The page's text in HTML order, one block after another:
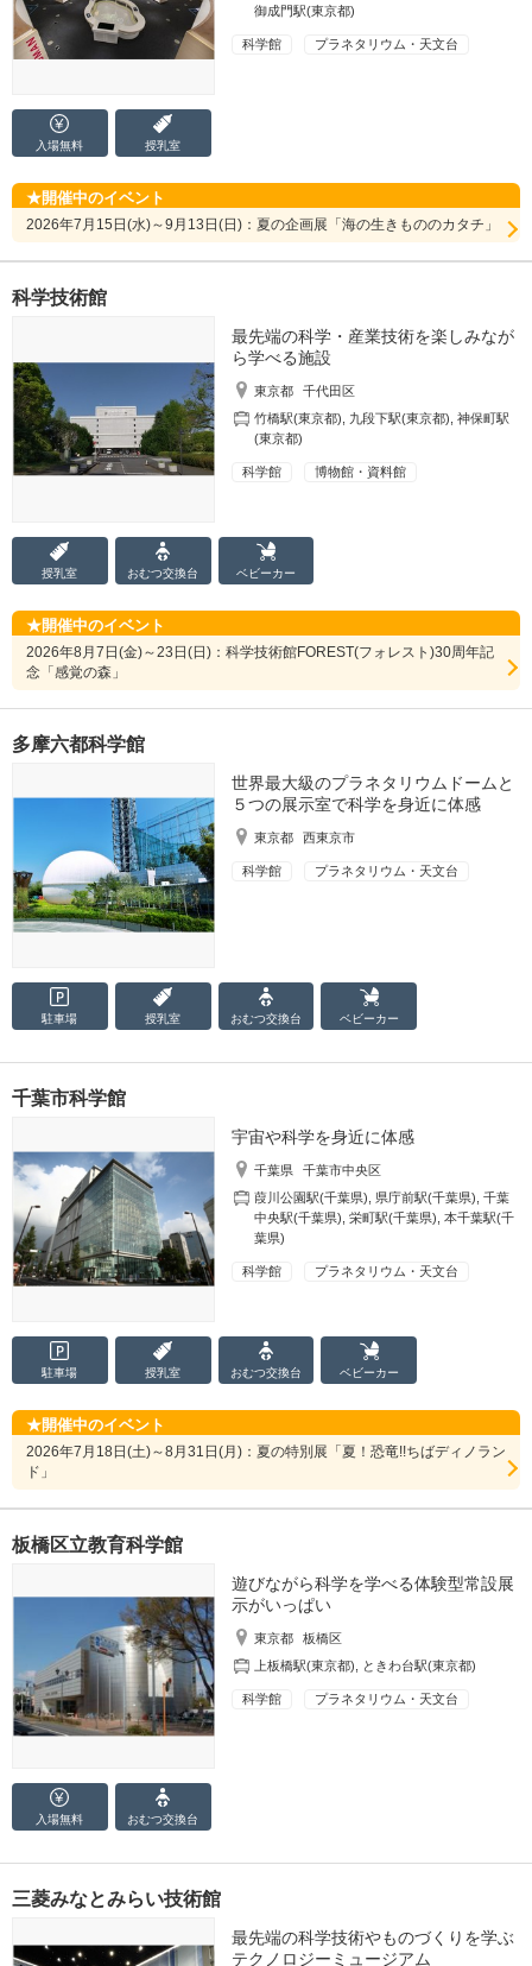
御成門駅(東京都)
科学館 プラネタリウム・天文台
入場無料 授乳室
開催中のイベント
2026年7月15日(水)～9月13日(日)：夏の企画展「海の生きもののカタチ」
科学技術館
最先端の科学・産業技術を楽しみなが
ら学べる施設
東京都
千代田区
竹橋駅(東京都)
九段下駅(東京都) ,神保町駅
(東京都)
科学館 博物館・資料館
授乳室 おむつ交換台 ベビーカー
開催中のイベント
2026年8月7日(金)～23日(日)：科学技術館FOREST(フォレスト)30周年記
念「感覚の森」
多摩六都科学館
世界最大級のプラネタリウムドームと
５つの展示室で科学を身近に体感
東京都 西東京市
科学館 プラネタリウム・天文台
駐車場 授乳室 おむつ交換台 ベビーカー
千葉市科学館
宇宙や科学を身近に体感
千葉県
千葉市中央区
葭川公園駅(千葉県)
県庁前駅(千葉県) ,千葉
中央駅(千葉県) ,栄町駅(千葉県) ,本千葉駅(千
葉県)
科学館 プラネタリウム・天文台
駐車場 授乳室 おむつ交換台 ベビーカー
開催中のイベント
2026年7月18日(土)～8月31日(月)：夏の特別展「夏！恐竜!!ちばディノラン
ド」
板橋区立教育科学館
遊びながら科学を学べる体験型常設展
示がいっぱい
東京都
板橋区
上板橋駅(東京都)
ときわ台駅(東京都)
科学館 プラネタリウム・天文台
入場無料 おむつ交換台
三菱みなとみらい技術館
最先端の科学技術やものづくりを学ぶ
テクノロジーミュージアム